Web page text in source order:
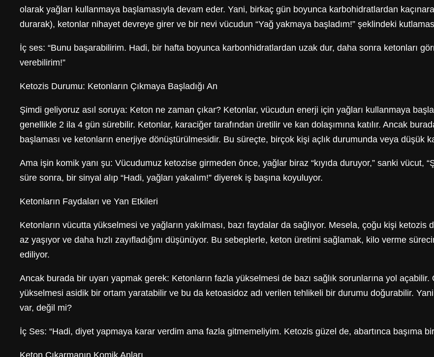
olarak yağları kullanmaya başlamasıyla devam eder. Yani, birkaç gün boyunca karbohidratlardan
durarak), ketonlar nihayet devreye girer ve bir nevi vücudun “Yağ yakmaya başladım!” şeklindeki
İç ses: “Bunu başarabilirim. Hadi, bir hafta boyunca karbonhidratlardan uzak dur, daha sonra ketonları
verebilirim!”
Ketozis Durumu: Ketonların Çıkmaya Başladığı An
Şimdi geliyoruz asıl soruya: Keton ne zaman çıkar? Ketonlar, vücudun enerji için yağları kullanmaya
genellikle 2 ila 4 gün sürebilir. Ketonlar, karaciğer tarafından üretilir ve kan dolaşımına katılır. Ancak
başlaması ve ketonların enerjiye dönüştürülmesidir. Bu süreçte, birçok kişi açlık durumunda veya düşük
Ama işin komik yanı şu: Vücudumuz ketozise girmeden önce, yağlar biraz “kıyıda duruyor,” sanki vücut,
süre sonra, bir sinyal alıp “Hadi, yağları yakalım!” diyerek iş başına koyuluyor.
Ketonların Faydaları ve Yan Etkileri
Ketonların vücutta yükselmesi ve yağların yakılması, bazı faydalar da sağlıyor. Mesela, çoğu kişi
az yaşıyor ve daha hızlı zayıfladığını düşünüyor. Bu sebeplerle, keton üretimi sağlamak, kilo verme
ediliyor.
Ancak burada bir uyarı yapmak gerek: Ketonların fazla yükselmesi de bazı sağlık sorunlarına yol
yükselmesi asidik bir ortam yaratabilir ve bu da ketoasidoz adı verilen tehlikeli bir durumu doğurabilir.
var, değil mi?
İç Ses: “Hadi, diyet yapmaya karar verdim ama fazla gitmemeliyim. Ketozis güzel de, abartınca başıma
Keton Çıkarmanın Komik Anları